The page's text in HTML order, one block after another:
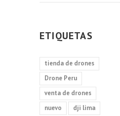
ETIQUETAS
tienda de drones
Drone Peru
venta de drones
nuevo
dji lima